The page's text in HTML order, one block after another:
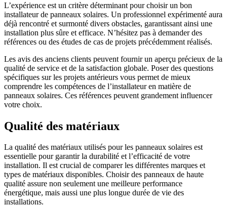
L’expérience est un critère déterminant pour choisir un bon
installateur de panneaux solaires. Un professionnel expérimenté aura
déjà rencontré et surmonté divers obstacles, garantissant ainsi une
installation plus sûre et efficace. N’hésitez pas à demander des
références ou des études de cas de projets précédemment réalisés.
Les avis des anciens clients peuvent fournir un aperçu précieux de la
qualité de service et de la satisfaction globale. Poser des questions
spécifiques sur les projets antérieurs vous permet de mieux
comprendre les compétences de l’installateur en matière de
panneaux solaires. Ces références peuvent grandement influencer
votre choix.
Qualité des matériaux
La qualité des matériaux utilisés pour les panneaux solaires est
essentielle pour garantir la durabilité et l’efficacité de votre
installation. Il est crucial de comparer les différentes marques et
types de matériaux disponibles. Choisir des panneaux de haute
qualité assure non seulement une meilleure performance
énergétique, mais aussi une plus longue durée de vie des
installations.